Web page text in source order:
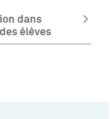
dans
élèves